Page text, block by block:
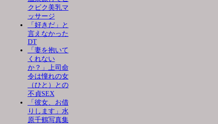
クビク美乳マ
ッサージ
「好きだ」と
言えなかった
DT
「妻を抱いて
くれない
か？」上司命
令は憧れの女
（ひと）との
不貞SEX
「彼女、お借
りします」水
原千鶴写真集